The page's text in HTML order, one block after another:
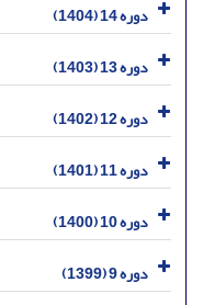
دوره 14 (1404)
دوره 13 (1403)
دوره 12 (1402)
دوره 11 (1401)
دوره 10 (1400)
دوره 9 (1399)